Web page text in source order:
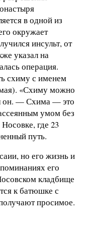
в одной из
окружает
инсульт, от
указал на
операция.
схиму с именем
«Схиму можно
он. — Схима — это
умом без
где 23
путь.
но его жизнь и
его
кладбище
к батюшке с
просимое.